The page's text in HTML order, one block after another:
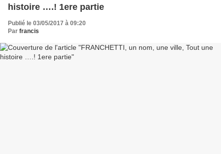
histoire ….! 1ere partie
Publié le 03/05/2017 à 09:20
Par francis